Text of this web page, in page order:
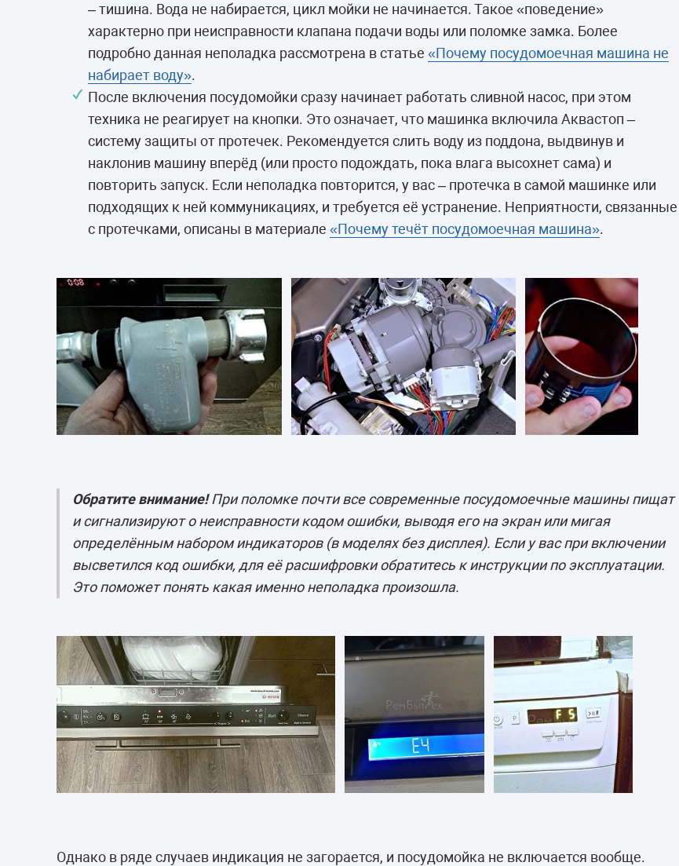
– тишина. Вода не набирается, цикл мойки не начинается. Такое «поведение»
характерно при неисправности клапана подачи воды или поломке замка. Более
подробно данная неполадка рассмотрена в статье «Почему посудомоечная машина не
набирает воду».
После включения посудомойки сразу начинает работать сливной насос, при этом
техника не реагирует на кнопки. Это означает, что машинка включила Аквастоп –
систему защиты от протечек. Рекомендуется слить воду из поддона, выдвинув и
наклонив машину вперёд (или просто подождать, пока влага высохнет сама) и
повторить запуск. Если неполадка повторится, у вас – протечка в самой машинке или
подходящих к ней коммуникациях, и требуется её устранение. Неприятности, связанные
с протечками, описаны в материале «Почему течёт посудомоечная машина».
Обратите внимание!При поломке почти все современные посудомоечные машины пищат
и сигнализируют о неисправности кодом ошибки, выводя его на экран или мигая
определённым набором индикаторов (в моделях без дисплея). Если у вас при включении
высветился код ошибки, для её расшифровки обратитесь к инструкции по эксплуатации.
Это поможет понять какая именно неполадка произошла.
Однако в ряде случаев индикация не загорается, и посудомойка не включается вообще.